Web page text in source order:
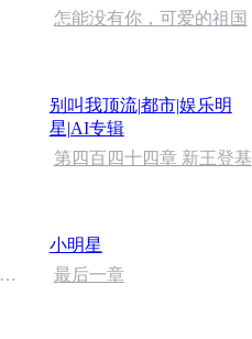
怎能没有你，可爱的祖国
别叫我顶流|都市|娱乐明
星|AI专辑
第四百四十四章 新王登基
小明星
最后一章